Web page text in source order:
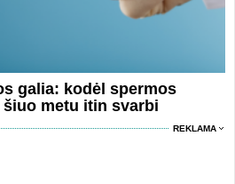
galia: kodėl spermos
metu itin svarbi
REKLAMA